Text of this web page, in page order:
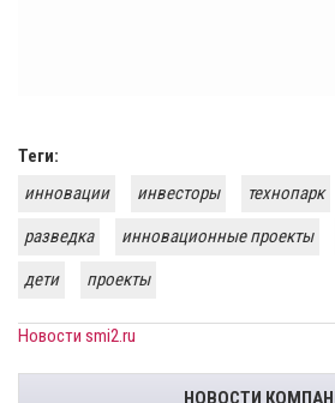
Теги:
инновации
инвесторы технопарк
разведка
инновационные проекты
дети
проекты
Новости smi2.ru
НОВОСТИ